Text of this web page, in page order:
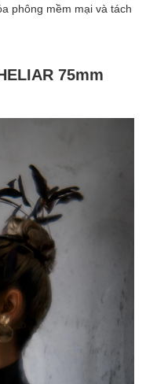
phông mềm mại và tách
75mm